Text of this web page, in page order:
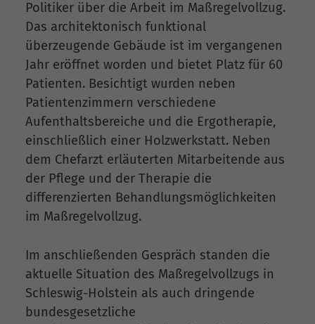
Politiker über die Arbeit im Maßregelvollzug.
Das architektonisch funktional
überzeugende Gebäude ist im vergangenen
Jahr eröffnet worden und bietet Platz für 60
Patienten. Besichtigt wurden neben
Patientenzimmern verschiedene
Aufenthaltsbereiche und die Ergotherapie,
einschließlich einer Holzwerkstatt. Neben
dem Chefarzt erläuterten Mitarbeitende aus
der Pflege und der Therapie die
differenzierten Behandlungsmöglichkeiten
im Maßregelvollzug.
Im anschließenden Gespräch standen die
aktuelle Situation des Maßregelvollzugs in
Schleswig-Holstein als auch dringende
bundesgesetzliche